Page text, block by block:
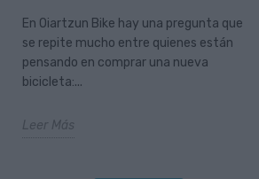
En Oiartzun Bike hay una pregunta que
se repite mucho entre quienes están
pensando en comprar una nueva
bicicleta:...
Leer Más